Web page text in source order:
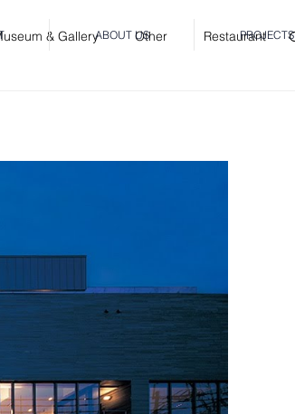
ABOUT US PROJECTS
& Gallery Other Restaurant